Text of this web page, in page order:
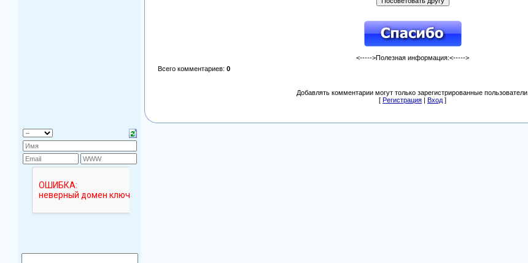
<----->Полезная информация:<----->
Всего комментариев: 0
Добавлять комментарии могут только зарегистрированные пользователи.
[ Регистрация | Вход ]